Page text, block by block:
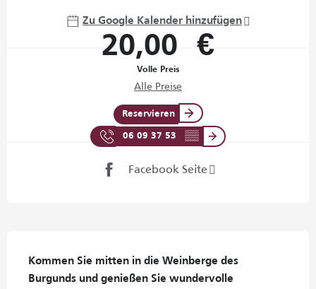
Zu Google Kalender hinzufügen
20,00 €
Volle Preis
Alle Preise
Reservieren
06 09 37 53 ▒▒
Facebook Seite
Kommen Sie mitten in die Weinberge des
Burgunds und genießen Sie wundervolle